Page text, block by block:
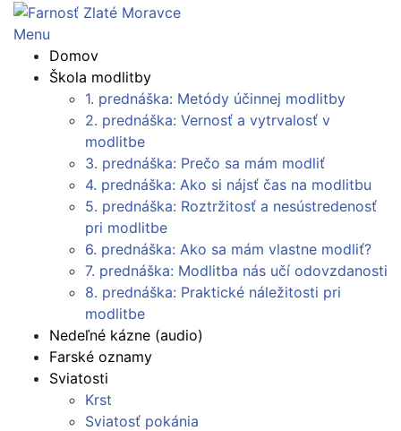
Prejsť
na
obsah
Menu
Domov
Škola modlitby
1. prednáška: Metódy účinnej modlitby
2. prednáška: Vernosť a vytrvalosť v
modlitbe
3. prednáška: Prečo sa mám modliť
4. prednáška: Ako si nájsť čas na modlitbu
5. prednáška: Roztržitosť a nesústredenosť
pri modlitbe
6. prednáška: Ako sa mám vlastne modliť?
7. prednáška: Modlitba nás učí odovzdanosti
8. prednáška: Praktické náležitosti pri
modlitbe
Nedeľné kázne (audio)
Farské oznamy
Sviatosti
Krst
Sviatosť pokánia